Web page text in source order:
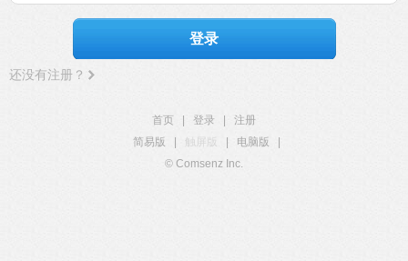
登录
还没有注册？
首页 登录
注册
简易版
触屏版 电脑版
© Comsenz Inc.